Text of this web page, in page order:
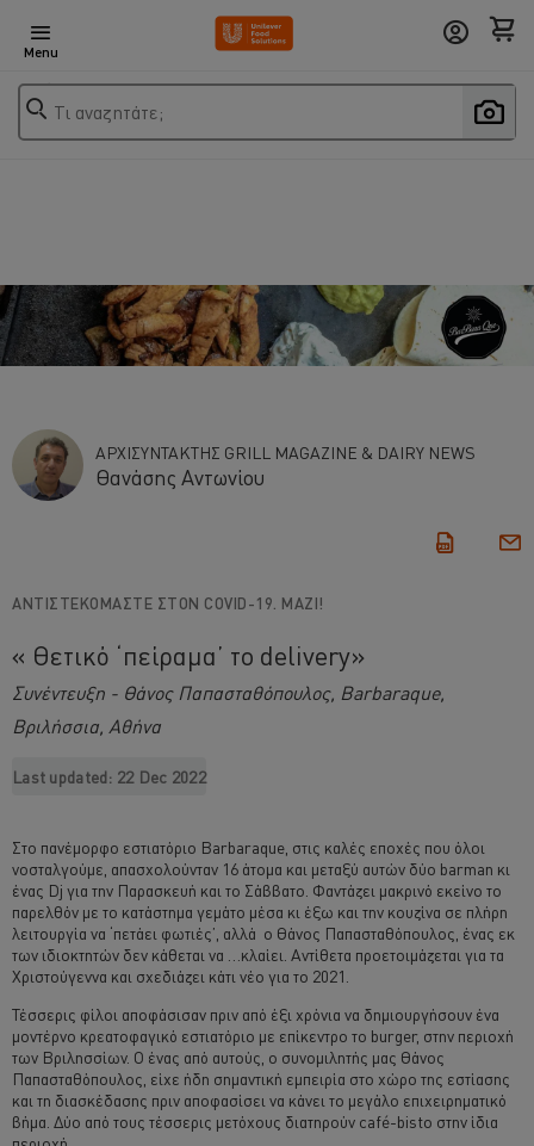
Menu
Τι αναζητάτε;
ΑΡΧΙΣΥΝΤΑΚΤΗΣ GRILL MAGAZINE & DAIRY NEWS
Θανάσης Αντωνίου
ΑΝΤΙΣΤΕΚΌΜΑΣΤΕ ΣΤΟΝ COVID-19. ΜΑΖΙ!
« Θετικό ‘πείραμα’ το delivery»
Συνέντευξη - Θάνος Παπασταθόπουλος, Barbaraque,
Βριλήσσια, Αθήνα
Last updated: 22 Dec 2022
Στο πανέμορφο εστιατόριο Barbaraque, στις καλές εποχές που όλοι
νοσταλγούμε, απασχολούνταν 16 άτομα και μεταξύ αυτών δύο barman κι
ένας Dj για την Παρασκευή και το Σάββατο. Φαντάζει μακρινό εκείνο το
παρελθόν με το κατάστημα γεμάτο μέσα κι έξω και την κουζίνα σε πλήρη
λειτουργία να ‘πετάει φωτιές’, αλλά ο Θάνος Παπασταθόπουλος, ένας εκ
των ιδιοκτητών δεν κάθεται να …κλαίει. Αντίθετα προετοιμάζεται για τα
Χριστούγεννα και σχεδιάζει κάτι νέο για το 2021.
Τέσσερις φίλοι αποφάσισαν πριν από έξι χρόνια να δημιουργήσουν ένα
μοντέρνο κρεατοφαγικό εστιατόριο με επίκεντρο το burger, στην περιοχή
των Βριλησσίων. Ο ένας από αυτούς, ο συνομιλητής μας Θάνος
Παπασταθόπουλος, είχε ήδη σημαντική εμπειρία στο χώρο της εστίασης
και τη διασκέδασης πριν αποφασίσει να κάνει το μεγάλο επιχειρηματικό
βήμα. Δύο από τους τέσσερις μετόχους διατηρούν café-bisto στην ίδια